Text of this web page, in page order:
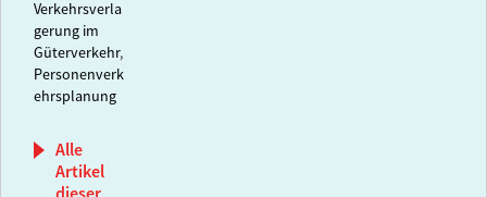
Verkehrsverla
gerung im
Güterverkehr,
Personenverk
ehrsplanung
Alle
Artikel